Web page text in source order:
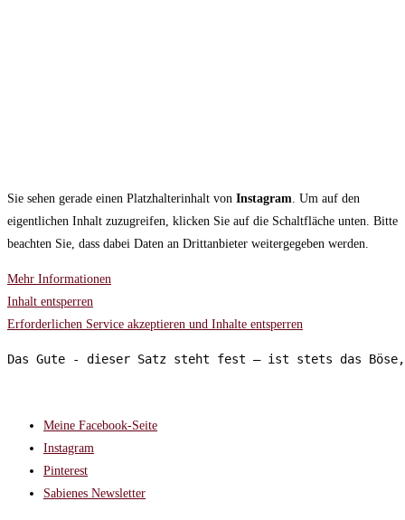
Sie sehen gerade einen Platzhalterinhalt von Instagram. Um auf den
eigentlichen Inhalt zuzugreifen, klicken Sie auf die Schaltfläche unten. Bitte
beachten Sie, dass dabei Daten an Drittanbieter weitergegeben werden.
Mehr Informationen
Inhalt entsperren
Erforderlichen Service akzeptieren und Inhalte entsperren
Das Gute - dieser Satz steht fest – ist stets das Böse,
Meine Facebook-Seite
Instagram
Pinterest
Sabienes Newsletter